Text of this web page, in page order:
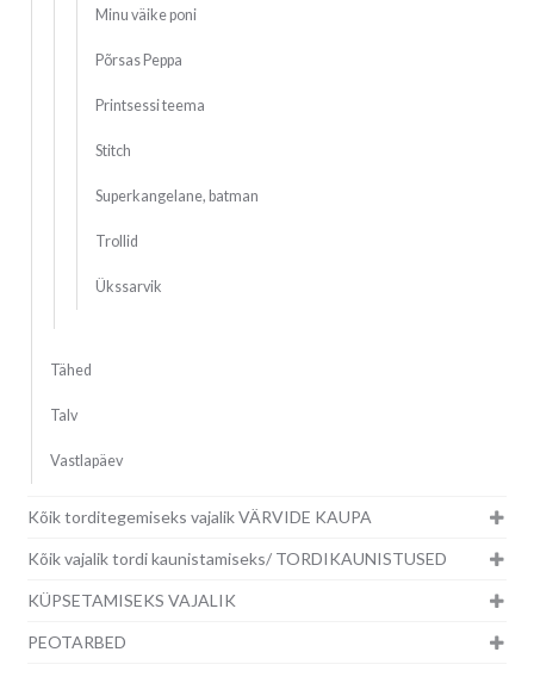
Minu väike poni
Põrsas Peppa
Printsessi teema
Stitch
Superkangelane, batman
Trollid
Ükssarvik
Tähed
Talv
Vastlapäev
Kõik torditegemiseks vajalik VÄRVIDE KAUPA
Kõik vajalik tordi kaunistamiseks/ TORDIKAUNISTUSED
KÜPSETAMISEKS VAJALIK
PEOTARBED